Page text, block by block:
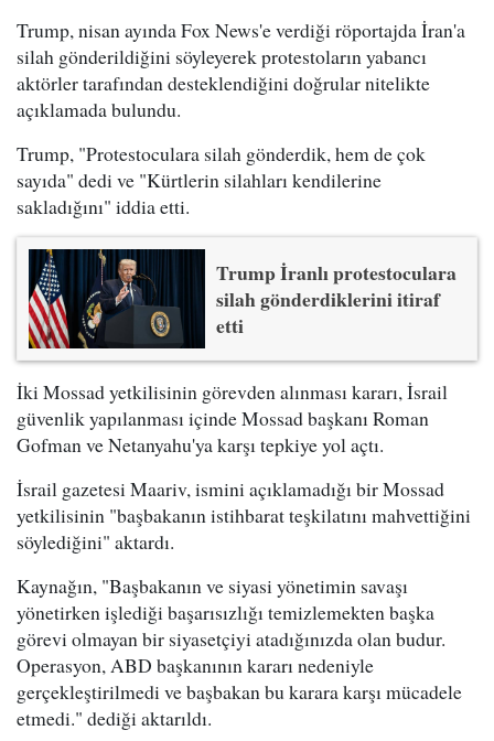
Trump, nisan ayında Fox News'e verdiği röportajda İran'a
silah gönderildiğini söyleyerek protestoların yabancı
aktörler tarafından desteklendiğini doğrular nitelikte
açıklamada bulundu.
Trump, "Protestoculara silah gönderdik, hem de çok
sayıda" dedi ve "Kürtlerin silahları kendilerine
sakladığını" iddia etti.
Trump İranlı protestoculara
silah gönderdiklerini itiraf
etti
İki Mossad yetkilisinin görevden alınması kararı, İsrail
güvenlik yapılanması içinde Mossad başkanı Roman
Gofman ve Netanyahu'ya karşı tepkiye yol açtı.
İsrail gazetesi Maariv, ismini açıklamadığı bir Mossad
yetkilisinin "başbakanın istihbarat teşkilatını mahvettiğini
söylediğini" aktardı.
Kaynağın, "Başbakanın ve siyasi yönetimin savaşı
yönetirken işlediği başarısızlığı temizlemekten başka
görevi olmayan bir siyasetçiyi atadığınızda olan budur.
Operasyon, ABD başkanının kararı nedeniyle
gerçekleştirilmedi ve başbakan bu karara karşı mücadele
etmedi." dediği aktarıldı.